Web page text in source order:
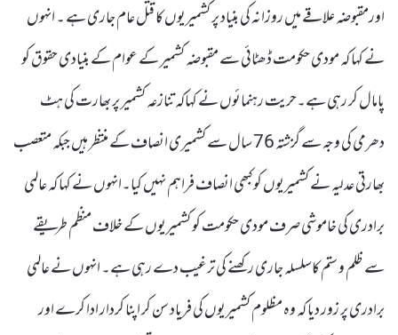
اورمقبوضہ علاقے میں روزانہ کی بنیاد پر کشمیریوں کا قتل عام جاری ہے ۔ انہوں
نے کہا کہ مودی حکومت ڈھٹائی سے مقبوضہ کشمیر کے عوام کے بنیادی حقوق کو
پامال کر رہی ہے۔حریت رہنمائوں نے کہاکہ تنازعہ کشمیر پر بھارت کی ہٹ
دھرمی کی وجہ سے گزشتہ 76 سال سے کشمیری انصاف کے منتظر ہیں جبکہ متعصب
بھارتی عدلیہ نے کشمیریوں کو کبھی انصاف فراہم نہیں کیا۔انہوں نے کہا کہ عالمی
برادری کی خاموشی صرف مودی حکومت کو کشمیریوں کے خلاف منظم طریقے
سے ظلم و ستم کاسلسلہ جاری رکھنے کی ترغیب دے رہی ہے۔ انہوں نے عالمی
برادری پر زور دیا کہ وہ مظلوم کشمیریوں کی فریاد سن کر اپنا کردار ادا کرے اور